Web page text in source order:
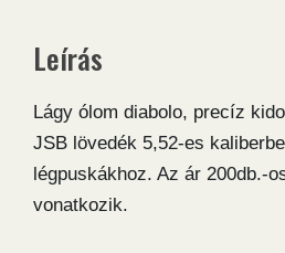
Leírás
Lágy ólom diabolo, precíz
JSB lövedék 5,52-es
légpuskákhoz. Az ár 200db.-
vonatkozik.